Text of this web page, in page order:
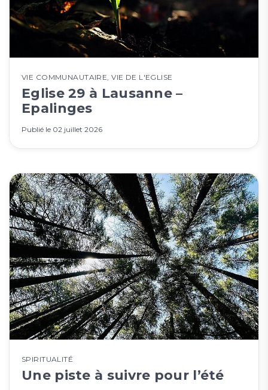
VIE COMMUNAUTAIRE ,VIE DE L'EGLISE
Eglise 29 à Lausanne –
Epalinges
Publié le 02 juillet 2026
SPIRITUALITÉ
Une piste à suivre pour l’été